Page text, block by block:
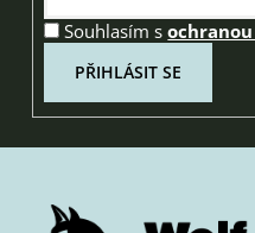
Souhlasím s
PŘIHLÁSIT SE